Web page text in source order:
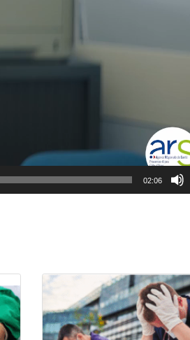
02:06